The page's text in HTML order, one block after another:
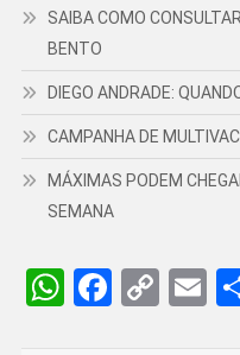
SAIBA COMO
BENTO
DIEGO ANDRADE:
CAMPANHA DE
MÁXIMAS PODEM
SEMANA
WhatsApp